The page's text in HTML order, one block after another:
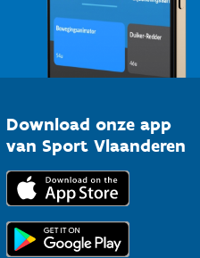
Download onze app
van Sport Vlaanderen